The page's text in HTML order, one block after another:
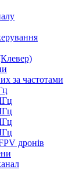
за частотами
дронів